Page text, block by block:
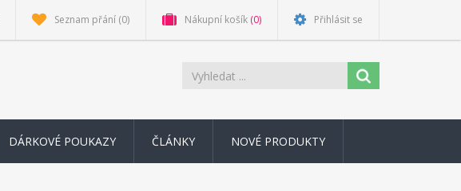
Seznam přání (0) Nákupní košík (0) Přihlásit se
DÁRKOVÉ POUKAZY ČLÁNKY NOVÉ PRODUKTY